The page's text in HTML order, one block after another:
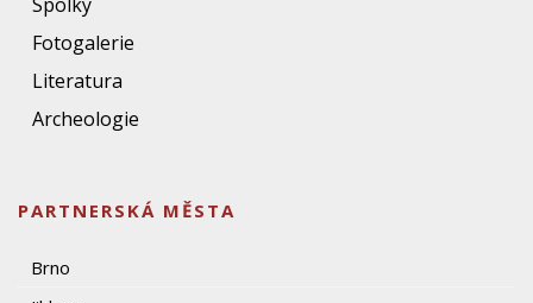
Fotogalerie
Literatura
Archeologie
PARTNERSKÁ MĚSTA
Brno